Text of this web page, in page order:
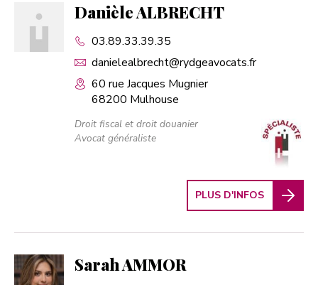
Danièle ALBRECHT
03.89.33.39.35
danielealbrecht@rydgeavocats.fr
60 rue Jacques Mugnier
68200 Mulhouse
Droit fiscal et droit douanier
Avocat généraliste
PLUS D'INFOS
Sarah AMMOR